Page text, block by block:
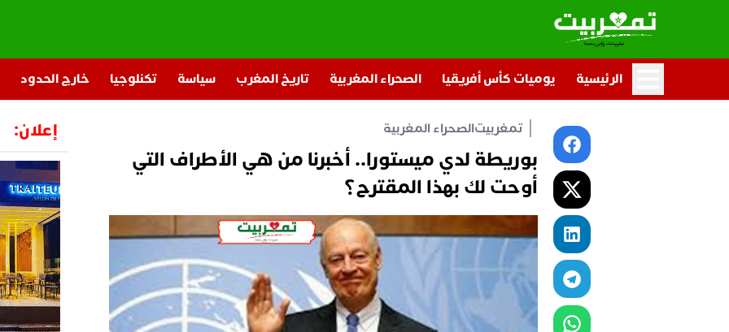
الرئيسية يوميات كأس أفريقيا الصحراء المغربية تاريخ المغرب سياسة تكنلوجيا خارج الحدود
تمغربيتالصحراء المغربية
بوريطة لدي ميستورا.. أخبرنا من هي الأطراف التي
أوحت لك بهذا المقترح؟
إعلان: